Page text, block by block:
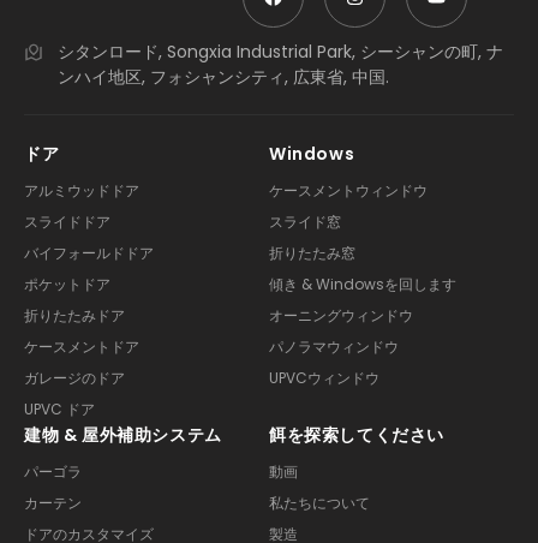
シタンロード, Songxia Industrial Park, シーシャンの町, ナ
ンハイ地区, フォシャンシティ, 広東省, 中国.
ドア
アルミウッドドア
スライドドア
バイフォールドドア
ポケットドア
折りたたみドア
ケースメントドア
ガレージのドア
UPVC ドア
Windows
ケースメントウィンドウ
スライド窓
折りたたみ窓
傾き & Windowsを回します
オーニングウィンドウ
パノラマウィンドウ
UPVCウィンドウ
建物 & 屋外補助システム
パーゴラ
カーテン
ドアのカスタマイズ
餌を探索してください
動画
私たちについて
製造